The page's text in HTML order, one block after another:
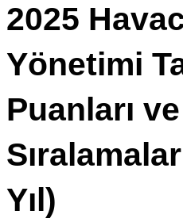
2025
Yönetimi
Puanları
Yıl)